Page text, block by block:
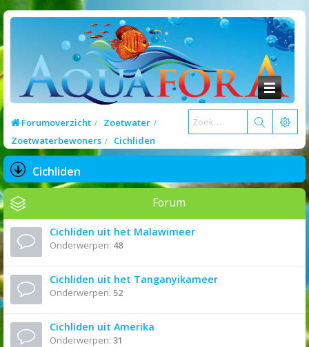
Forumoverzicht
Zoetwater
Zoetwaterbewoners
Cichliden
Cichliden
Forum
Cichliden uit het Malawimeer
Onderwerpen: 48
Cichliden uit het Tanganyikameer
Onderwerpen: 52
Cichliden uit Amerika
Onderwerpen: 31